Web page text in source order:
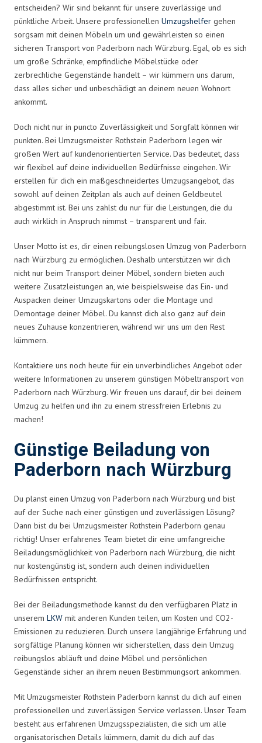
entscheiden? Wir sind bekannt für unsere zuverlässige und
pünktliche Arbeit. Unsere professionellen Umzugshelfer gehen
sorgsam mit deinen Möbeln um und gewährleisten so einen
sicheren Transport von Paderborn nach Würzburg. Egal, ob es sich
um große Schränke, empfindliche Möbelstücke oder
zerbrechliche Gegenstände handelt – wir kümmern uns darum,
dass alles sicher und unbeschädigt an deinem neuen Wohnort
ankommt.
Doch nicht nur in puncto Zuverlässigkeit und Sorgfalt können wir
punkten. Bei Umzugsmeister Rothstein Paderborn legen wir
großen Wert auf kundenorientierten Service. Das bedeutet, dass
wir flexibel auf deine individuellen Bedürfnisse eingehen. Wir
erstellen für dich ein maßgeschneidertes Umzugsangebot, das
sowohl auf deinen Zeitplan als auch auf deinen Geldbeutel
abgestimmt ist. Bei uns zahlst du nur für die Leistungen, die du
auch wirklich in Anspruch nimmst – transparent und fair.
Unser Motto ist es, dir einen reibungslosen Umzug von Paderborn
nach Würzburg zu ermöglichen. Deshalb unterstützen wir dich
nicht nur beim Transport deiner Möbel, sondern bieten auch
weitere Zusatzleistungen an, wie beispielsweise das Ein- und
Auspacken deiner Umzugskartons oder die Montage und
Demontage deiner Möbel. Du kannst dich also ganz auf dein
neues Zuhause konzentrieren, während wir uns um den Rest
kümmern.
Kontaktiere uns noch heute für ein unverbindliches Angebot oder
weitere Informationen zu unserem günstigen Möbeltransport von
Paderborn nach Würzburg. Wir freuen uns darauf, dir bei deinem
Umzug zu helfen und ihn zu einem stressfreien Erlebnis zu
machen!
Günstige Beiladung von
Paderborn nach Würzburg
Du planst einen Umzug von Paderborn nach Würzburg und bist
auf der Suche nach einer günstigen und zuverlässigen Lösung?
Dann bist du bei Umzugsmeister Rothstein Paderborn genau
richtig! Unser erfahrenes Team bietet dir eine umfangreiche
Beiladungsmöglichkeit von Paderborn nach Würzburg, die nicht
nur kostengünstig ist, sondern auch deinen individuellen
Bedürfnissen entspricht.
Bei der Beiladungsmethode kannst du den verfügbaren Platz in
unserem LKW mit anderen Kunden teilen, um Kosten und CO2-
Emissionen zu reduzieren. Durch unsere langjährige Erfahrung und
sorgfältige Planung können wir sicherstellen, dass dein Umzug
reibungslos abläuft und deine Möbel und persönlichen
Gegenstände sicher an ihrem neuen Bestimmungsort ankommen.
Mit Umzugsmeister Rothstein Paderborn kannst du dich auf einen
professionellen und zuverlässigen Service verlassen. Unser Team
besteht aus erfahrenen Umzugsspezialisten, die sich um alle
organisatorischen Details kümmern, damit du dich auf das